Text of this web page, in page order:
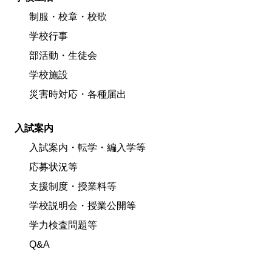
制服・校章・校歌
学校行事
部活動・生徒会
学校施設
災害時対応・各種届出
入試案内
入試案内・転学・編入学等
応募状況等
支援制度・授業料等
学校説明会・授業公開等
学力検査問題等
Q&A